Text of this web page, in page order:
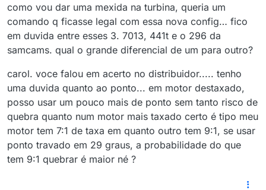
como vou dar uma mexida na turbina, queria um
comando q ficasse legal com essa nova config… fico
em duvida entre esses 3. 7013, 441t e o 296 da
samcams. qual o grande diferencial de um para outro?
carol. voce falou em acerto no distribuidor..... tenho
uma duvida quanto ao ponto... em motor destaxado,
posso usar um pouco mais de ponto sem tanto risco de
quebra quanto num motor mais taxado certo é tipo meu
motor tem 7:1 de taxa em quanto outro tem 9:1, se usar
ponto travado em 29 graus, a probabilidade do que
tem 9:1 quebrar é maior né ?